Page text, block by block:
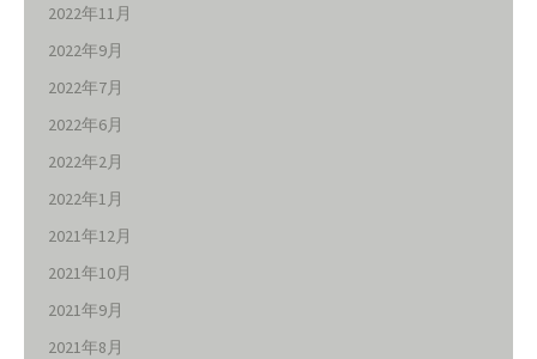
2022年11月
2022年9月
2022年7月
2022年6月
2022年2月
2022年1月
2021年12月
2021年10月
2021年9月
2021年8月